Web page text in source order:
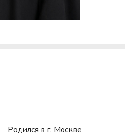
Родился в г. Москве